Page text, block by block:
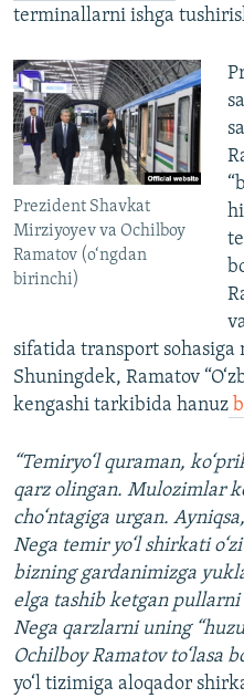
terminallarni ishga
Prezident Shavkat
Mirziyoyev va Ochilboy
Ramatov (o‘ngdan
birinchi)
sifatida transport sohasiga
Shuningdek, Ramatov
kengashi tarkibida hanuz
“Temiryo‘l quraman,
qarz olingan. Mulozimlar
cho‘ntagiga urgan.
Nega temir yo‘l shirkati
bizning gardanimizga
elga tashib ketgan
Nega qarzlarni uning
Ochilboy Ramatov to‘lasa
yo‘l tizimiga aloqador